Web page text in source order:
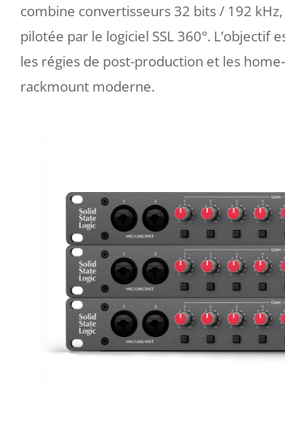
combine convertisseurs 32 bits / 192
pilotée par le logiciel SSL 360°.
les régies de post-production et les
rackmount moderne.